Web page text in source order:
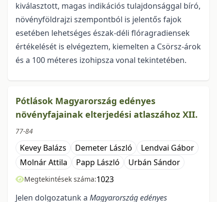
kiválasztott, magas indikációs tulajdonsággal bíró,
nö­vény­föld­raj­zi szempontból is jelentős fajok
esetében lehetséges észak-déli flóragradiensek
értékelését is el­vé­gez­tem, kiemelten a Csörsz-árok
és a 100 méteres izohipsza vonal tekintetében.
Pótlások Magyarország edényes
növényfajainak elterjedési atlaszához XII.
77-84
Kevey Balázs Demeter László
Lendvai Gábor
Molnár Attila
Papp László Urbán Sándor
Megtekintések száma:1023
Jelen dolgozatunk a Magyarország edényes